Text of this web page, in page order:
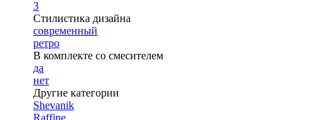
3
Стилистика дизайна
современный
ретро
В комплекте со смесителем
да
нет
Другие категории
Shevanik
Raffine